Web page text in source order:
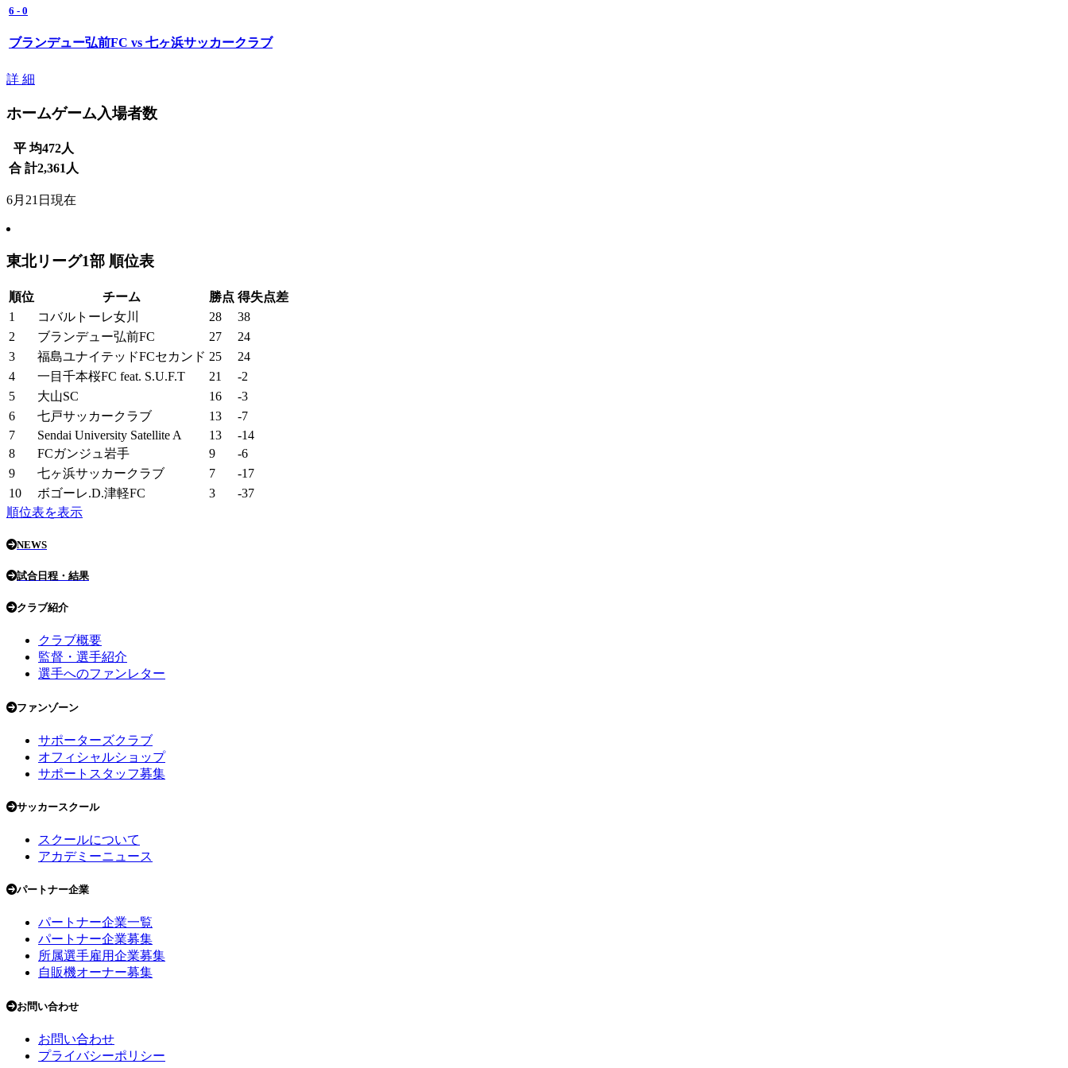
6 - 0
ブランデュー弘前FC vs 七ヶ浜サッカークラブ
詳 細
ホームゲーム入場者数
平 均472人
合 計2,361 人
6月21日現在
東北リーグ1部 順位表
順位 チーム 勝点 得失点差
1
コバルトーレ女川 28
38
2
ブランデュー弘前FC 27
24
3
福島ユナイテッドFCセカンド 25
24
4
一目千本桜FC feat. S.U.F.T 21
-2
5
大山SC 16
-3
6
七戸サッカークラブ 13
-7
7
Sendai University Satellite A 13
-14
8
FCガンジュ岩手 9
-6
9
七ヶ浜サッカークラブ 7
-17
10
ボゴーレ.D.津軽FC 3
-37
順位表を表示
NEWS
試合日程・結果
クラブ紹介
クラブ概要
監督・選手紹介
選手へのファンレター
ファンゾーン
サポーターズクラブ
オフィシャルショップ
サポートスタッフ募集
サッカースクール
スクールについて
アカデミーニュース
パートナー企業
パートナー企業一覧
パートナー企業募集
所属選手雇用企業募集
自販機オーナー募集
お問い合わせ
お問い合わせ
プライバシーポリシー